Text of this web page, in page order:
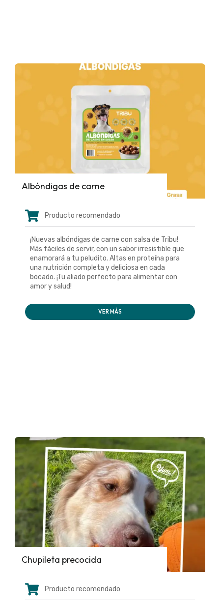
Albóndigas de carne
Producto recomendado
¡Nuevas albóndigas de carne con salsa de Tribu!
Más fáciles de servir, con un sabor irresistible que
enamorará a tu peludito. Altas en proteína para
una nutrición completa y deliciosa en cada
bocado. ¡Tu aliado perfecto para alimentar con
amor y salud!
VER MÁS
Chupileta precocida
Producto recomendado